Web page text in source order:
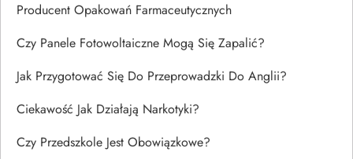
Producent Opakowań Farmaceutycznych
Czy Panele Fotowoltaiczne Mogą Się Zapalić?
Jak Przygotować Się Do Przeprowadzki Do Anglii?
Ciekawość Jak Działają Narkotyki?
Czy Przedszkole Jest Obowiązkowe?